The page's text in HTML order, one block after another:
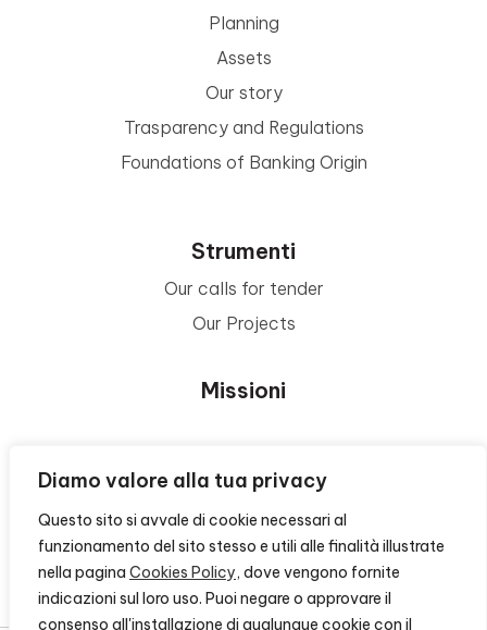
Diamo valore alla tua privacy
Questo sito si avvale di cookie necessari al
funzionamento del sito stesso e utili alle finalità illustrate
nella pagina Cookies Policy, dove vengono fornite
indicazioni sul loro uso. Puoi negare o approvare il
consenso all'installazione di qualunque cookie con il
Planning
Assets
Our story
Trasparency and Regulations
Foundations of Banking Origin
Strumenti
Our calls for tender
Our Projects
Missioni
Area Beneficiari
Privacy e Informative
Contacts